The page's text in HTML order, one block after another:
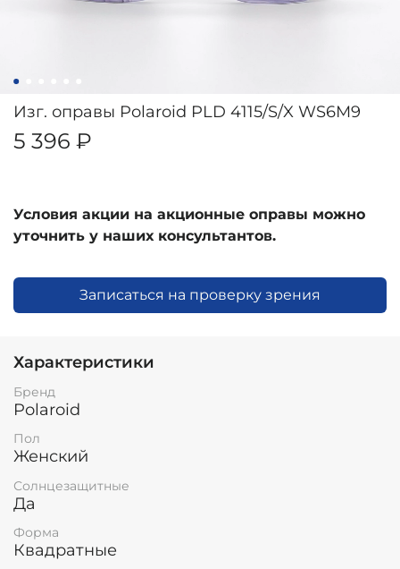
Изг. оправы Polaroid PLD 4115/S/X WS6M9
5 396 ₽
Условия акции на акционные оправы можно
уточнить у наших консультантов.
Записаться на проверку зрения
Характеристики
Бренд
Polaroid
Пол
Женский
Солнцезащитные
Да
Форма
Квадратные